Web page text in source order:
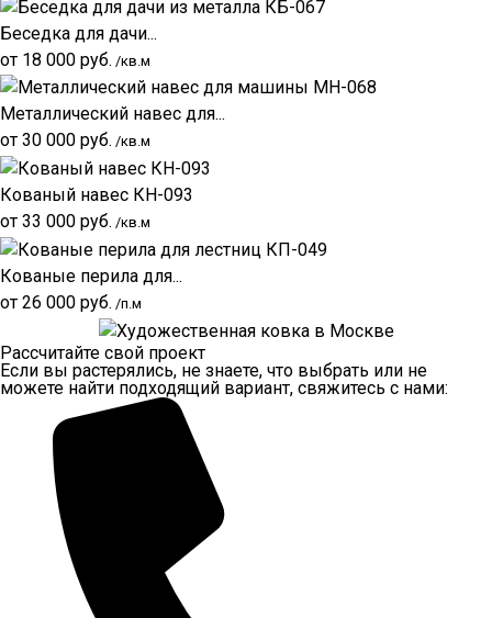
Беседка для дачи...
от 18 000 руб. /кв.м
Металлический навес для...
от 30 000 руб. /кв.м
Кованый навес КН-093
от 33 000 руб. /кв.м
Кованые перила для...
от 26 000 руб. /п.м
Рассчитайте свой проект
Если вы растерялись, не знаете, что выбрать или не
можете найти подходящий вариант, свяжитесь с нами: